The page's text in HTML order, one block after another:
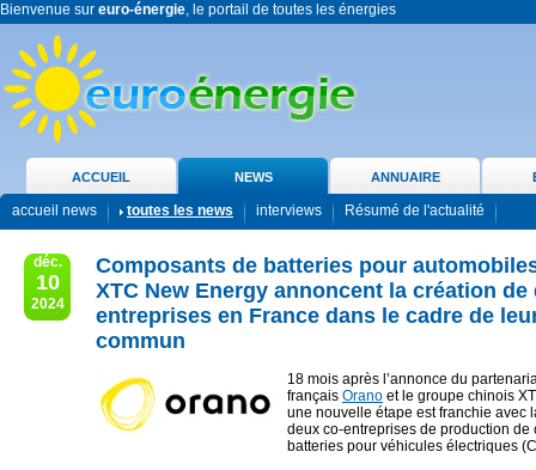
Bienvenue sur euro-énergie, le portail de toutes les énergies
ACCUEIL NEWS ANNUAIRE
accueil news toutes les news interviews Résumé de l'actualité
déc.
10
2024
Composants de batteries pour
XTC New Energy annoncent la création de
entreprises en France dans le cadre de
commun
18 mois après l’annonce du
français Orano et le groupe chinois
une nouvelle étape est franchie avec
deux co-entreprises de production de
batteries pour véhicules électriques